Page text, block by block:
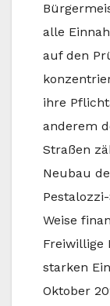
alle
auf den
ihre
anderem
Straßen
Neubau
Weise
Freiwillige
starken
Oktober